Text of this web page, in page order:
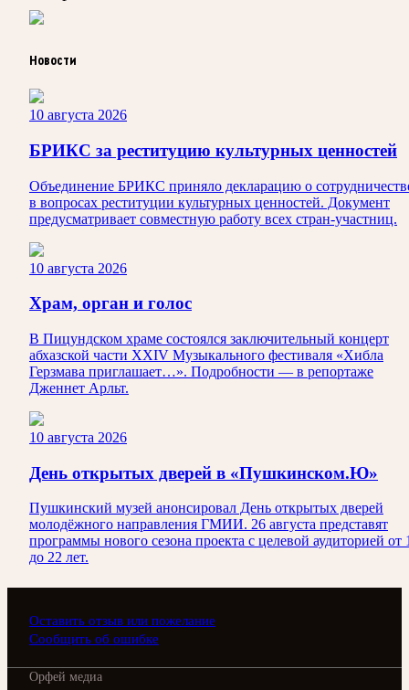
Новости
10 августа 2026
БРИКС за реституцию культурных ценностей
Объединение БРИКС приняло декларацию о
в вопросах реституции культурных ценностей. Документ
предусматривает совместную работу всех стран-участниц.
10 августа 2026
Храм, орган и голос
В Пицундском храме состоялся заключительный концерт
абхазской части XXIV Музыкального фестиваля «Хибла
Герзмава приглашает…». Подробности — в репортаже
Дженнет Арльт.
10 августа 2026
День открытых дверей в «Пушкинском.Ю»
Пушкинский музей анонсировал День открытых дверей
молодёжного направления ГМИИ. 26 августа представят
программы нового сезона проекта с целевой аудиторией от
до 22 лет.
Оставить отзыв или пожелание
Сообщить об ошибке
Орфей медиа